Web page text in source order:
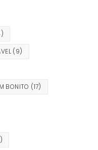
(9)
BONITO (17)